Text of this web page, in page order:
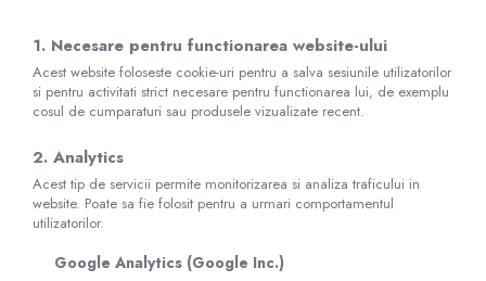
1. Necesare pentru functionarea website-ului
Acest website foloseste cookie-uri pentru a salva sesiunile utilizatorilor
si pentru activitati strict necesare pentru functionarea lui, de exemplu
cosul de cumparaturi sau produsele vizualizate recent.
2. Analytics
Acest tip de servicii permite monitorizarea si analiza traficului in
website. Poate sa fie folosit pentru a urmari comportamentul
utilizatorilor.
Google Analytics (Google Inc.)